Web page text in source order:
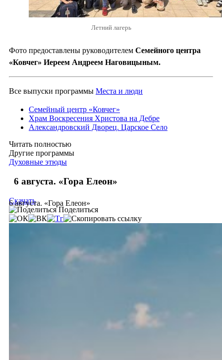
Летний лагерь
Фото предоставлены руководителем Семейного центра
«Ковчег» Иереем Андреем Наговицыным.
Все выпуски программы Места и люди
Семейный центр «Ковчег»
Храм Воскресения Христова на Дебре
Александровский Дворец. Царское Село
Читать полностью
Другие программы
Духовные этюды
6 августа. «Гора Елеон»
6 августа. «Гора Елеон»
Скачать
Поделиться